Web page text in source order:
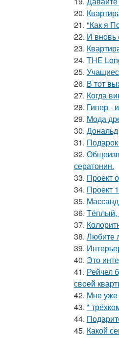
20.
21. "Как я
22. И вновь
23.
24. THE
25.
26. В тот
27. Когда
28. Гипер -
29. Мода
30. Дональд
31.
32.
сератонин.
33. Проект
34. Проект
35.
36. Тёплый,
37.
38. Любите
39.
40. Это
41. Рейчел
своей
42. Мне уже
43. *
44.
45. Какой